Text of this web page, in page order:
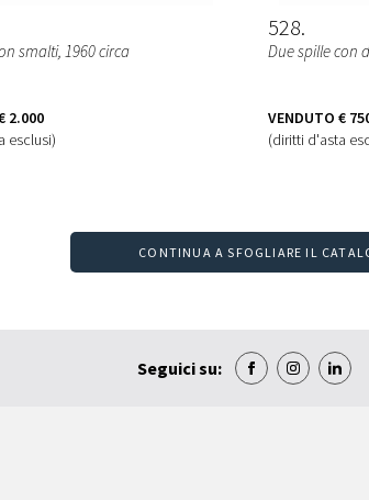
smalti, 1960 circa
2.000
esclusi)
528
Due spille con
VENDUTO €
(diritti d'asta
CONTINUA A SFOGLIARE IL
Seguici su: